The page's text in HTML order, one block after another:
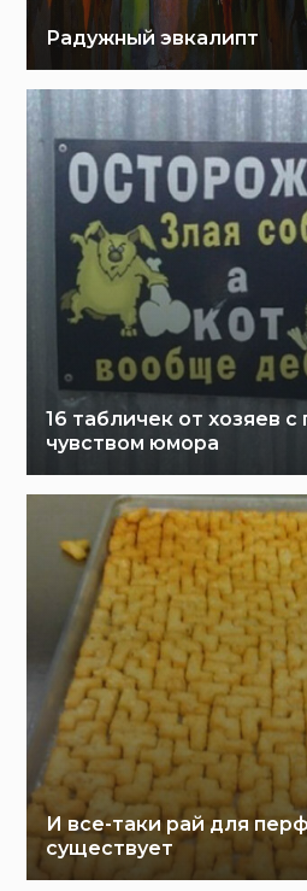
Радужный эвкалипт
16 табличек от хозяев
чувством юмора
И все-таки рай для
существует